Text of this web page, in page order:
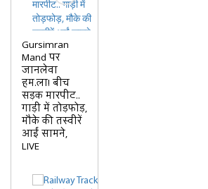
Gursimran
Mand पर
जानलेवा
हम.ला! बीच
सड़क मारपीट..
गाड़ी में तोड़फोड़,
मौके की तस्वीरें
आईं सामने,
LIVE